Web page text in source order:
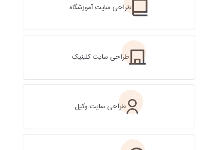
طراحی سایت آموزشگاه
طراحی سایت کلینیک
طراحی سایت وکیل